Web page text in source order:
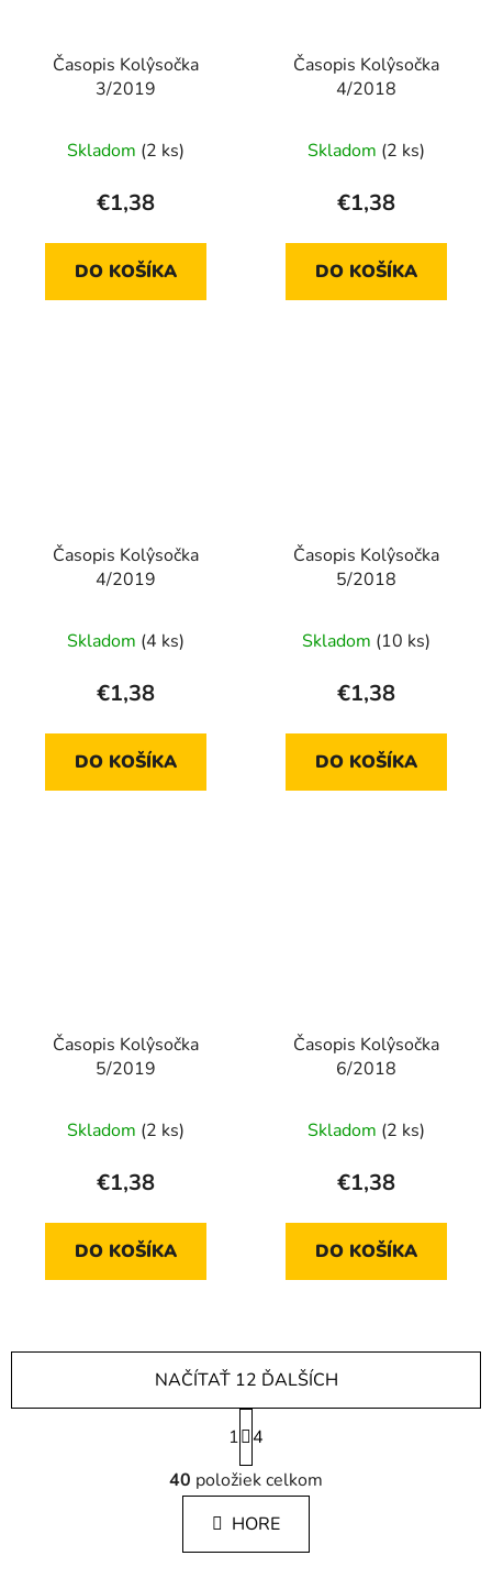
Časopis Kolŷsočka
3/2019
Skladom (2 ks)
€1,38
DO KOŠÍKA
Časopis Kolŷsočka
4/2018
Skladom (2 ks)
€1,38
DO KOŠÍKA
Časopis Kolŷsočka
4/2019
Skladom (4 ks)
€1,38
DO KOŠÍKA
Časopis Kolŷsočka
5/2018
Skladom (10 ks)
€1,38
DO KOŠÍKA
Časopis Kolŷsočka
5/2019
Skladom (2 ks)
€1,38
DO KOŠÍKA
Časopis Kolŷsočka
6/2018
Skladom (2 ks)
€1,38
DO KOŠÍKA
O
v
l
á
d
NAČÍTAŤ 12 ĎALŠÍCH
S
t
r
á
n
k
1 4
40 položiek celkom
HORE